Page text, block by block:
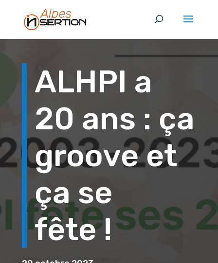
ALHPI a
20 ans : ça
groove et
ça se
fête !